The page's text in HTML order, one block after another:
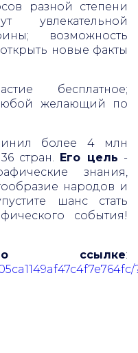
разной степени
увлекательной
возможность
новые факты
бесплатное;
желающий по
более 4 млн
стран. Его цель -
знания,
народов и
шанс стать
события!
ссылке: